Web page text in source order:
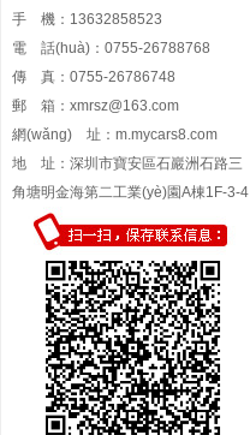
手 機：13632858523
電 話(huà)：0755-26788768
傳 真：0755-26786748
郵 箱： xmrsz@163.com
網(wǎng) 址： m.mycars8.com
地 址：深圳市寶安區石巖洲石路三
角塘明金海第二工業(yè)園A棟1F-3-4